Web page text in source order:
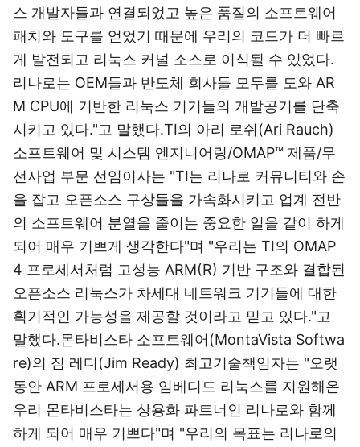
스 개발자들과 연결되었고 높은 품질의 소프트웨어
패치와 도구를 얻었기 때문에 우리의 코드가 더 빠르
게 발전되고 리눅스 커널 소스로 이식될 수 있었다.
리나로는 OEM들과 반도체 회사들 모두를 도와 AR
M CPU에 기반한 리눅스 기기들의 개발공기를 단축
시키고 있다."고 말했다.TI의 아리 로쉬(Ari Rauch)
소프트웨어 및 시스템 엔지니어링/OMAP™ 제품/무
선사업 부문 선임이사는 "TI는 리나로 커뮤니티와 손
을 잡고 오픈소스 구상들을 가속화시키고 업계 전반
의 소프트웨어 분열을 줄이는 중요한 일을 같이 하게
되어 매우 기쁘게 생각한다"며 "우리는 TI의 OMAP
4 프로세서처럼 고성능 ARM(R) 기반 구조와 결합된
오픈소스 리눅스가 차세대 네트워크 기기들에 대한
획기적인 가능성을 제공할 것이라고 믿고 있다."고
말했다.몬타비스타 소프트웨어(MontaVista Softwa
re)의 짐 레디(Jim Ready) 최고기술책임자는 "오랫
동안 ARM 프로세서용 임베디드 리눅스를 지원해온
우리 몬타비스타는 상용화 파트너인 리나로와 함께
하게 되어 매우 기쁘다"며 "우리의 목표는 리나로의